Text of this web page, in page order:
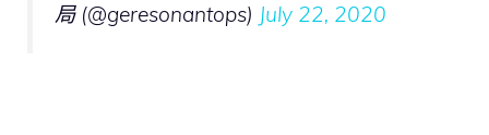
局 (@geresonantops) July 22, 2020